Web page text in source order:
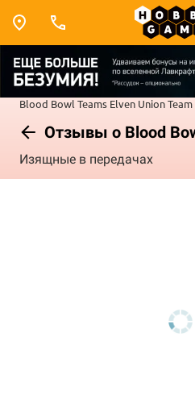
Blood Bowl Teams Elven Union Team
Отзывы о Blood
Изящные в передачах